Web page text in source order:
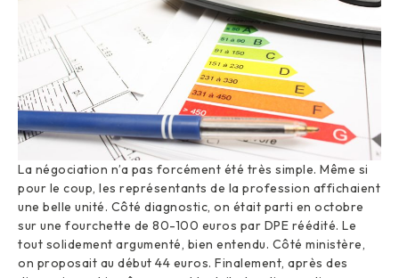
La négociation n’a pas forcément été très simple. Même si
pour le coup, les représentants de la profession affichaient
une belle unité. Côté diagnostic, on était parti en octobre
sur une fourchette de 80-100 euros par DPE réédité. Le
tout solidement argumenté, bien entendu. Côté ministère,
on proposait au début 44 euros. Finalement, après des